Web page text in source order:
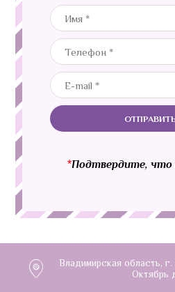
*Подтвердите, что
Владимирская область,
Октябрь